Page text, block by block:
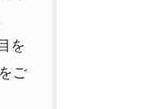
を
ご